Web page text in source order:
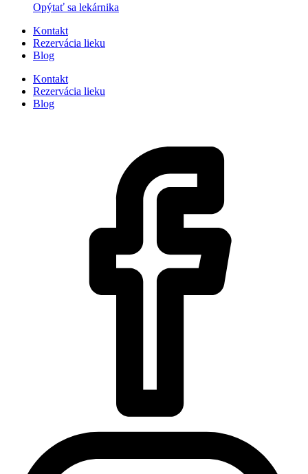
Opýtať sa lekárnika
Kontakt
Rezervácia lieku
Blog
Kontakt
Rezervácia lieku
Blog